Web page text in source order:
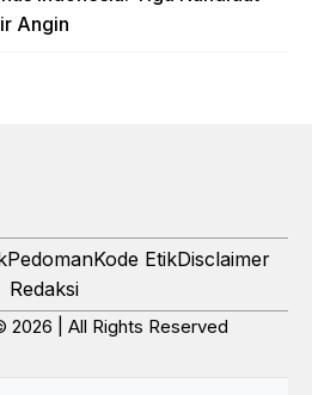
Angin
PedomanKode EtikDisclaimer
Redaksi
2026 | All Rights Reserved